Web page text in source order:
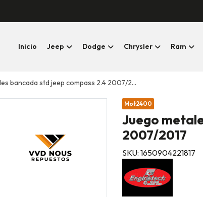
Inicio Jeep Dodge Chrysler Ram
bancada std jeep compass 2.4 2007/2017
Mot2400
Juego
2007/2017
SKU: 1650904221817